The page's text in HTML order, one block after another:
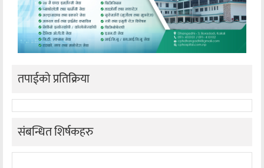
तपाईको प्रतिक्रिया
संबन्धित शिर्षकहरु